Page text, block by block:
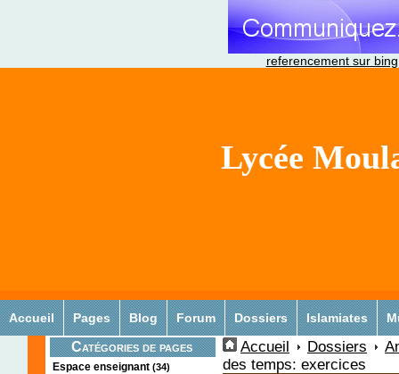
referencement sur bing
Lycée
Accueil Pages Blog Forum Dossiers Islamiates
Catégories de pages
Espace enseignant (34)
Accueil Dossiers
des temps: exercices